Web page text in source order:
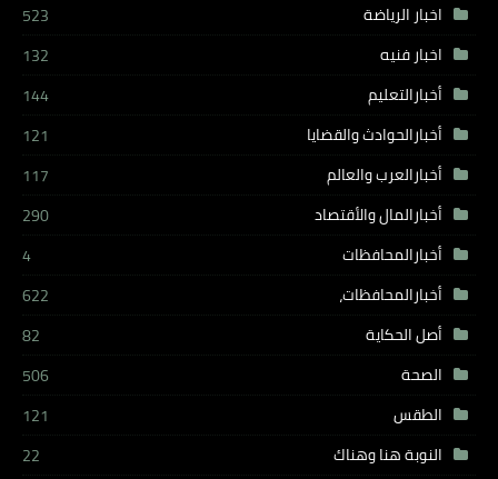
اخبار الرياضة
523
اخبار فنيه
132
أخبارالتعليم
144
أخبارالحوادث والقضايا
121
أخبارالعرب والعالم
117
أخبارالمال والأقتصاد
290
أخبارالمحافظات
4
أخبارالمحافظات،
622
أصل الحكاية
82
الصحة
506
الطقس
121
النوبة هنا وهناك
22